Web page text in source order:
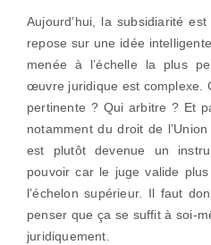
Aujourd’hui, la subsidiarité
repose sur une idée
menée à l’échelle la plus
œuvre juridique est complexe.
pertinente ? Qui arbitre ? Et
notamment du droit de
est plutôt devenue un
pouvoir car le juge valide
l’échelon supérieur. Il faut
penser que ça se suffit à soi-
juridiquement.